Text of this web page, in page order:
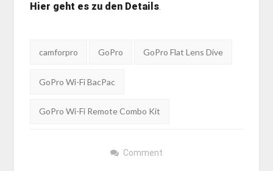
Hier geht es zu den Details.
camforpro GoPro GoPro Flat Lens Dive
GoPro Wi-Fi BacPac
GoPro Wi-Fi Remote Combo Kit
Comment